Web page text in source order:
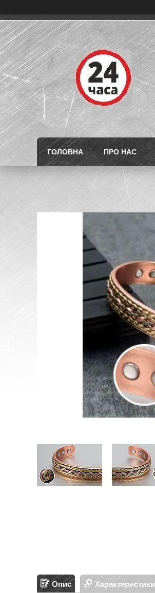
ГОЛОВНА ПРО НАС
Опис Характеристики